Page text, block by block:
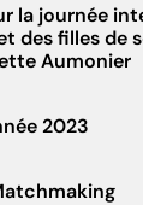
la journée
des filles de
Aumonier
2023